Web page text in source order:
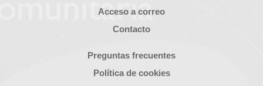
Acceso a correo
Contacto
Preguntas frecuentes
Política de cookies